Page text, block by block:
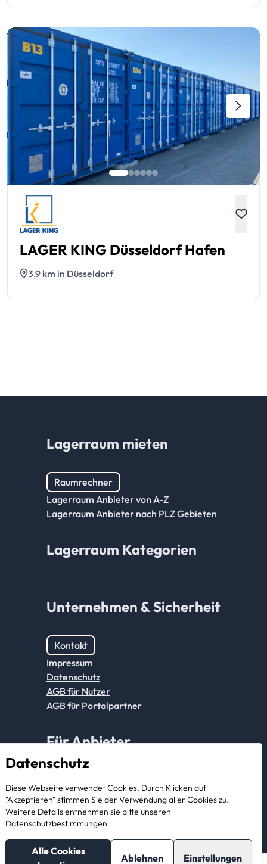
LAGER KING Düsseldorf Hafen
3,9 km in Düsseldorf
Datenschutz
Diese Webseite verwendet Cookies. Durch Klicken auf
"Akzeptieren" stimmen Sie der Verwendung aller Cookies zu.
Weitere Details entnehmen sie bitte unseren
Datenschutzbestimmungen
Alle Cookies
Ablehnen Einstellungen
Lagerraum mieten
Raumrechner
Lagerraum Anbieter von A-Z
Lagerraum Anbieter nach PLZ Gebieten
Lagerraum Kategorien
Unternehmen & Sicherheit
Kontakt
Impressum
Datenschutz
AGB für Nutzer
AGB für Portalpartner
Für Anbieter
Als Anbieter registrieren